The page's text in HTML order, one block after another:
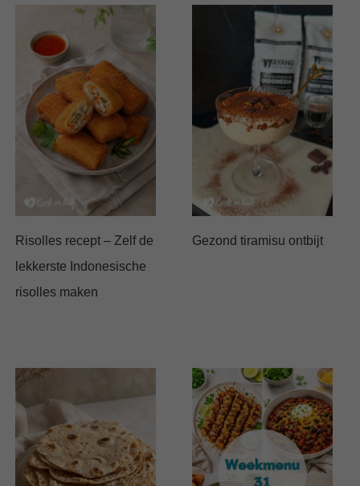
Risolles recept – Zelf de
lekkerste Indonesische
risolles maken
Gezond tiramisu ontbijt